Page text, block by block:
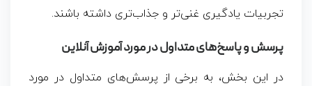
تجربیات یادگیری غنی‌تر و جذاب‌تری داشته باشند.
پرسش و پاسخ‌های متداول در مورد آموزش آنلاین
در این بخش، به برخی از پرسش‌های متداول در مورد